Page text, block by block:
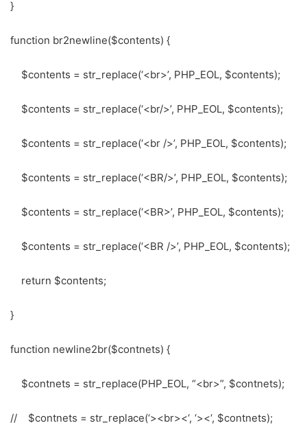
}
function br2newline($contents) {
$contents = str_replace(‘<br>’, PHP_EOL, $contents);
$contents = str_replace(‘<br/>’, PHP_EOL, $contents);
$contents = str_replace(‘<br />’, PHP_EOL, $contents);
$contents = str_replace(‘<BR/>’, PHP_EOL, $contents);
$contents = str_replace(‘<BR>’, PHP_EOL, $contents);
$contents = str_replace(‘<BR />’, PHP_EOL, $contents);
return $contents;
}
function newline2br($contnets) {
$contnets = str_replace(PHP_EOL, “<br>”, $contnets);
// $contnets = str_replace(‘><br><‘, ‘><‘, $contnets);